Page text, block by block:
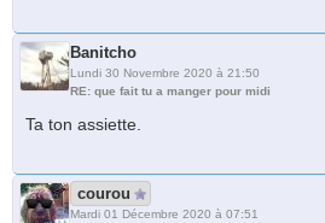
Banitcho
Lundi 30 Novembre 2020 à 21:50
RE: que fait tu a manger pour midi
Ta ton assiette.
courou
Mardi 01 Décembre 2020 à 07:51